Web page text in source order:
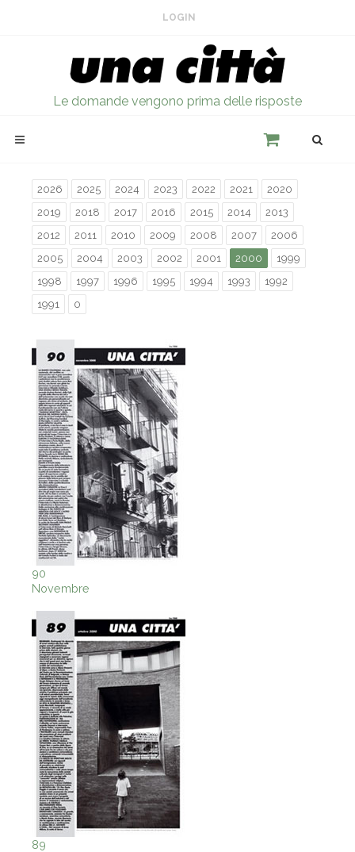
LOGIN
Le domande vengono prima delle risposte
2026 2025 2024 2023 2022 2021
2020
2019
2018 2017 2016 2015 2014
2013
2012
2011 2010 2009 2008 2007
2006
2005
2004 2003 2002 2001 2000
1999
1998
1997 1996 1995 1994 1993
1992
1991
0
90
Novembre
89